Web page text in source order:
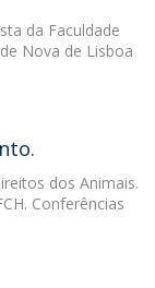
da Faculdade
Nova de Lisboa
dos Animais.
Conferências